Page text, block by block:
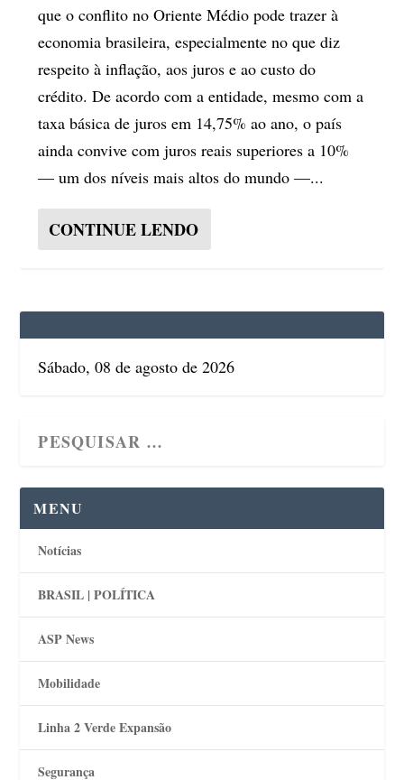
que o conflito no Oriente Médio pode trazer à
economia brasileira, especialmente no que diz
respeito à inflação, aos juros e ao custo do
crédito. De acordo com a entidade, mesmo com a
taxa básica de juros em 14,75% ao ano, o país
ainda convive com juros reais superiores a 10%
— um dos níveis mais altos do mundo —...
CONTINUE LENDO
Sábado, 08 de agosto de 2026
MENU
Notícias
BRASIL | POLÍTICA
ASP News
Mobilidade
Linha 2 Verde Expansão
Segurança